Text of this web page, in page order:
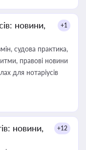
новини,
+1
судова практика,
правові новини
для нотаріусів
новини,
+12